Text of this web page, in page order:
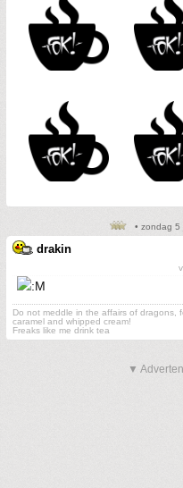
• zondag 5
drakin
Do not meddle in the affairs of dragons,
caramel and whipped cream!
Freaks like me drink tea
▼